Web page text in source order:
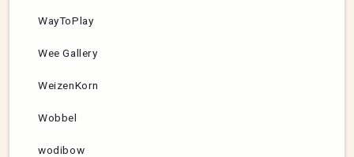
WayToPlay
Wee Gallery
WeizenKorn
Wobbel
wodibow